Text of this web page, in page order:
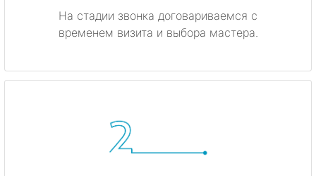
На стадии звонка договариваемся с
временем визита и выбора мастера.